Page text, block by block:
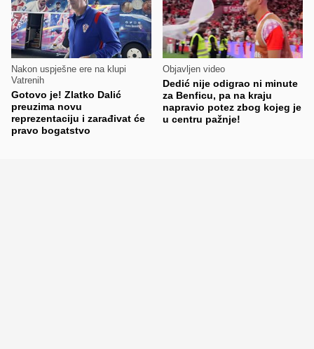
Nakon uspješne ere na klupi
Vatrenih
Gotovo je! Zlatko Dalić
preuzima novu
reprezentaciju i zarađivat će
pravo bogatstvo
Objavljen video
Dedić nije odigrao ni minute
za Benficu, pa na kraju
napravio potez zbog kojeg je
u centru pažnje!